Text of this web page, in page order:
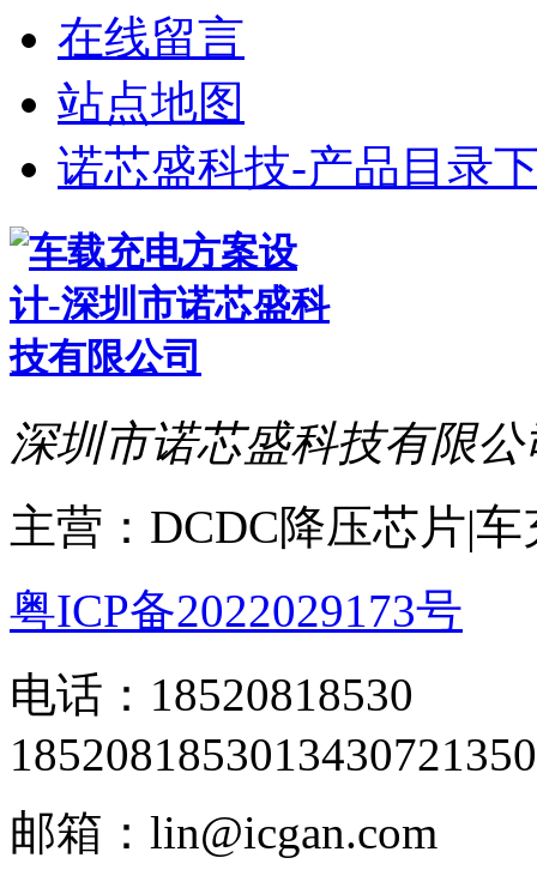
在线留言
站点地图
诺芯盛科技-产品目录
深圳市诺芯盛科技有限公
主营：DCDC降压芯片|
粤ICP备2022029173号
电话：18520818530
1852081853013430721350
邮箱：lin@icgan.com